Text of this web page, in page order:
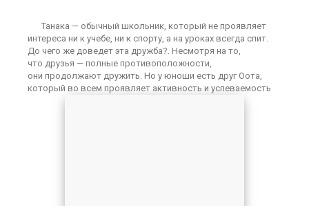
Танака — обычный школьник, который не проявляет
интереса ни к учебе, ни к спорту, а на уроках всегда спит.
До чего же доведет эта дружба?. Несмотря на то,
что друзья — полные противоположности,
они продолжают дружить. Но у юноши есть друг Оота,
который во всем проявляет активность и успеваемость